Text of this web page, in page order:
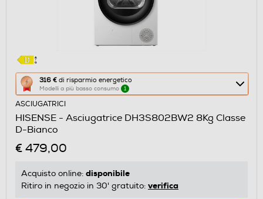
316 € di risparmio energetico
Modelli a più basso consumo 1
Questa
azione
aprirà
il
Calcolatore
di
energetico
di
ASCIUGATRICI
HISENSE - Asciugatrice DH3S802BW2 8Kg Classe
D-Bianco
€ 479,00
Acquisto online: disponibile
Ritiro in negozio in 30' gratuito: verifica